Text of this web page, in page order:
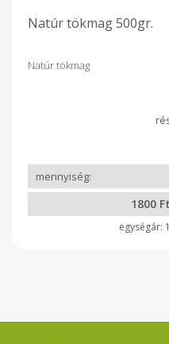
Natúr tökmag 500gr.
Natúr tökmag
1800